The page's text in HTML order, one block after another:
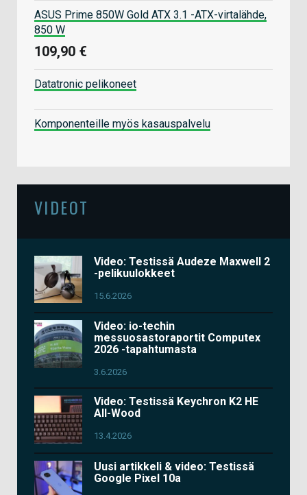
ASUS Prime 850W Gold ATX 3.1 -ATX-virtalähde,
850 W
109,90 €
Datatronic pelikoneet
Komponenteille myös kasauspalvelu
VIDEOT
Video: Testissä Audeze Maxwell 2
-pelikuulokkeet
15.6.2026
Video: io-techin
messuosastoraportit Computex
2026 -tapahtumasta
3.6.2026
Video: Testissä Keychron K2 HE
All-Wood
13.4.2026
Uusi artikkeli & video: Testissä
Google Pixel 10a